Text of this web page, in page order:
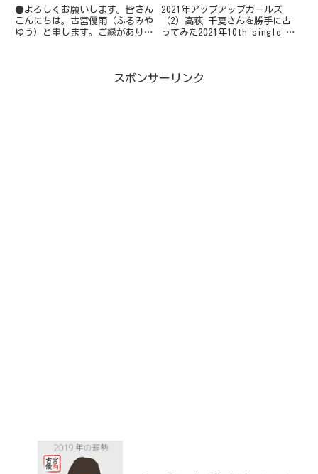
期編
●よろしくお願いします。皆さん
こんにちは。古宮優雨（ふるみや
ゆう）と申します。ご縁がありま
マは…『勝手に占っちゃいまし
別）
2021年アップアップガールズ
（2）高萩 千夏さんを勝手に占
ってみた2021年10th single で
萩 千夏吉川 茉優鍛治島 彩中川
スポンサーリンク